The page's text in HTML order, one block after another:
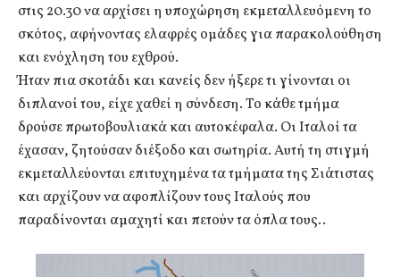
στις 20.30 να αρχίσει η υποχώρηση εκμεταλλευόμενη το
σκότος, αφήνοντας ελαφρές ομάδες για παρακολούθηση
και ενόχληση του εχθρού.
Ήταν πια σκοτάδι και κανείς δεν ήξερε τι γίνονται οι
διπλανοί του, είχε χαθεί η σύνδεση. Το κάθε τμήμα
δρούσε πρωτοβουλιακά και αυτοκέφαλα. Οι Ιταλοί τα
έχασαν, ζητούσαν διέξοδο και σωτηρία. Αυτή τη στιγμή
εκμεταλλεύονται επιτυχημένα τα τμήματα της Σιάτιστας
και αρχίζουν να αφοπλίζουν τους Ιταλούς που
παραδίνονται αμαχητί και πετούν τα όπλα τους..